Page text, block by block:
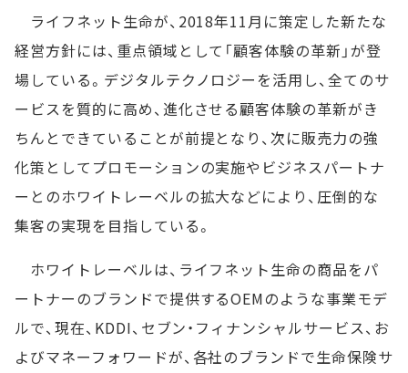
ライフネット生命が、2018年11月に策定した新たな
経営方針には、重点領域として「顧客体験の革新」が登
場している。デジタルテクノロジーを活用し、全てのサ
ービスを質的に高め、進化させる顧客体験の革新がき
ちんとできていることが前提となり、次に販売力の強
化策としてプロモーションの実施やビジネスパートナ
ーとのホワイトレーベルの拡大などにより、圧倒的な
集客の実現を目指している。
ホワイトレーベルは、ライフネット生命の商品をパ
ートナーのブランドで提供するOEMのような事業モデ
ルで、現在、KDDI、セブン・フィナンシャルサービス、お
よびマネーフォワードが、各社のブランドで生命保険サ